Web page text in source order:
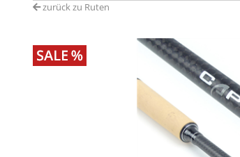
zurück zu Ruten